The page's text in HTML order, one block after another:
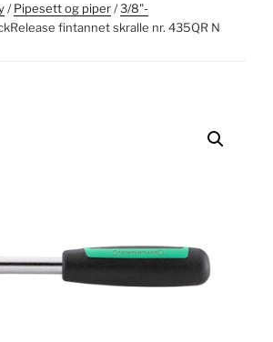
/Pipesett og piper/3/8"-
fintannet skralle nr. 435QR N